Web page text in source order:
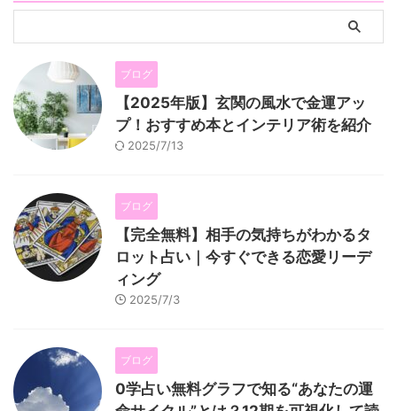
ブログ
【2025年版】玄関の風水で金運アッ
プ！おすすめ本とインテリア術を紹介
2025/7/13
ブログ
【完全無料】相手の気持ちがわかるタ
ロット占い｜今すぐできる恋愛リーデ
ィング
2025/7/3
ブログ
0学占い無料グラフで知る“あなたの運